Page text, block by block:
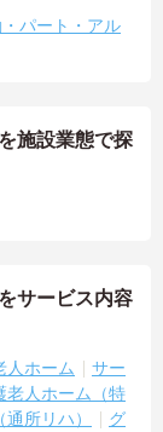
パート・アル
施設業態で探
サービス内容
人ホーム
サー
老人ホーム（特
所リハ）
グ